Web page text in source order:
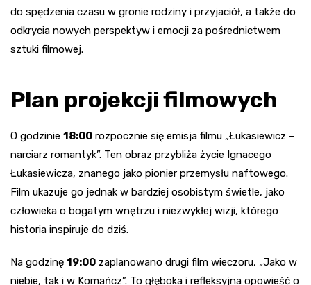
do spędzenia czasu w gronie rodziny i przyjaciół, a także do
odkrycia nowych perspektyw i emocji za pośrednictwem
sztuki filmowej.
Plan projekcji filmowych
O godzinie 18:00 rozpocznie się emisja filmu „Łukasiewicz –
narciarz romantyk”. Ten obraz przybliża życie Ignacego
Łukasiewicza, znanego jako pionier przemysłu naftowego.
Film ukazuje go jednak w bardziej osobistym świetle, jako
człowieka o bogatym wnętrzu i niezwykłej wizji, którego
historia inspiruje do dziś.
Na godzinę 19:00 zaplanowano drugi film wieczoru, „Jako w
niebie, tak i w Komańcz”. To głęboka i refleksyjna opowieść o